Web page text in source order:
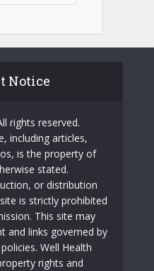
Notice
rights reserved.
including articles,
is the property of
stated.
or distribution
is strictly prohibited
This site may
and links governed by
Well Health
rights and